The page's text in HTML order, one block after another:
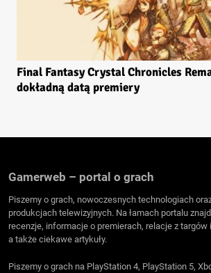
Final Fantasy Crystal Chronicles
dokładną datą premiery
Gamerweb – portal o grach
Piszemy o grach, nowoczesnych technologiach
produkcjach telewizyjnych. Na łamach portalu
recenzje, informacje o premierach, relacje z targów
a także ciekawe artykuły.
Piszemy o grach na PlayStation 4, PlayStation 5,